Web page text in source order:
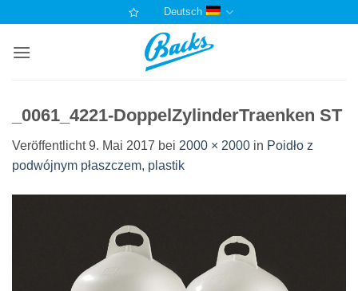
springen
Deutsch
_0061_4221-DoppelZylinderTraenken ST
Veröffentlicht9. Mai 2017 bei 2000 × 2000 in Poidło z
podwójnym płaszczem, plastik